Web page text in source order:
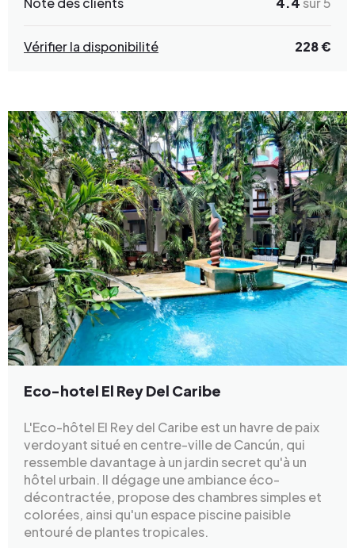
Vérifier la disponibilité 228 €
Eco-hotel El Rey Del Caribe
L'Eco-hôtel El Rey del Caribe est un havre de paix
verdoyant situé en centre-ville de Cancún, qui
ressemble davantage à un jardin secret qu'à un
hôtel urbain. Il dégage une ambiance éco-
décontractée, propose des chambres simples et
colorées, ainsi qu'un espace piscine paisible
entouré de plantes tropicales.